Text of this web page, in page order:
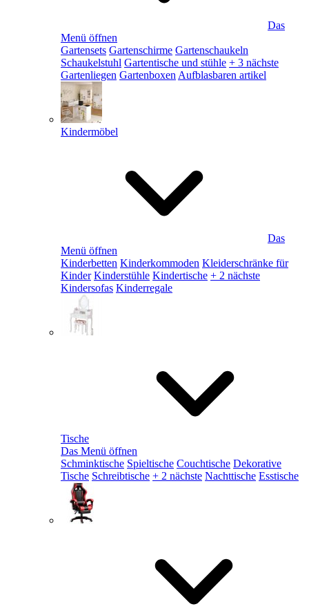
Das
Menü öffnen
Gartensets Gartenschirme Gartenschaukeln
Schaukelstuhl Gartentische und stühle + 3 nächste
Gartenliegen Gartenboxen Aufblasbaren artikel
Kindermöbel
Das
Menü öffnen
Kinderbetten Kinderkommoden Kleiderschränke für
Kinder Kinderstühle Kindertische + 2 nächste
Kindersofas Kinderregale
Tische
Das Menü öffnen
Schminktische Spieltische Couchtische Dekorative
Tische Schreibtische + 2 nächste Nachttische Esstische